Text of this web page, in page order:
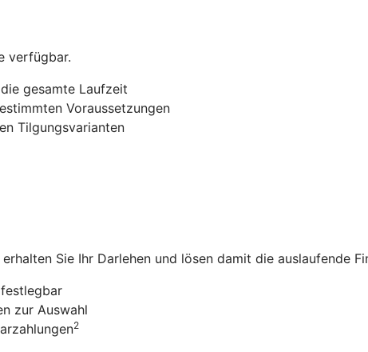
verfügbar.
gesamte Laufzeit
Voraussetzungen
Tilgungsvarianten
Sie Ihr Darlehen und lösen damit die auslaufende
zur Auswahl
2